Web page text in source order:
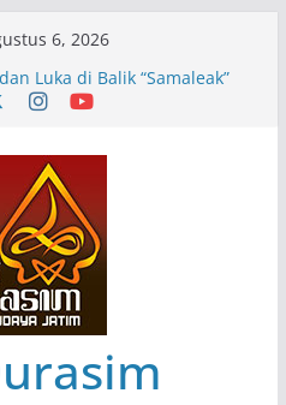
6, 2026
Patria Seni Rupa
“Bergerak” Menjadi Mantra
Luka di Balik “Samaleak”
dan Budaya: Catatan
Bambang Haryo Soekartono
RI ke Taman Budaya Jawa
Karya Agus Koecink
Ungkapan Kritis Tentang